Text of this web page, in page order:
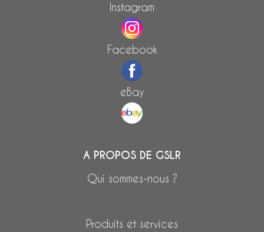
Instagram
Facebook
eBay
A PROPOS DE GSLR
Qui sommes-nous ?
Produits et services